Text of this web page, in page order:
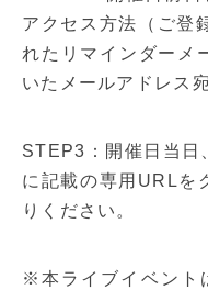
アクセス方法（ご登
れたリマインダーメ
いたメールアドレス
STEP3：開催日当日
に記載の専用URLを
りください。
※本ライブイベント